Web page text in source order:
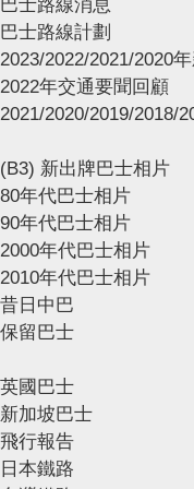
巴士路線消息
巴士路線計劃
2023/2022/2021/2020
2022年交通要聞回顧
2021/2020/2019/2018/
(B3) 新出牌巴士相片
80年代巴士相片
90年代巴士相片
2000年代巴士相片
2010年代巴士相片
昔日中巴
保留巴士
英國巴士
新加坡巴士
飛行報告
日本鐵路